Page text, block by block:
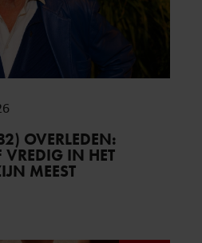
OVERLEDEN:
VREDIG IN HET
MEEST